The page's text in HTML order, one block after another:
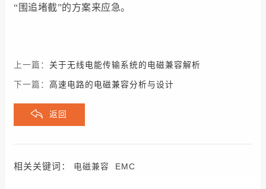
“围追堵截”的方案来应急。
上一篇： 关于无线电能传输系统的电磁兼容解析
下一篇： 高速电路的电磁兼容分析与设计
返回
相关关键词： 电磁兼容 EMC